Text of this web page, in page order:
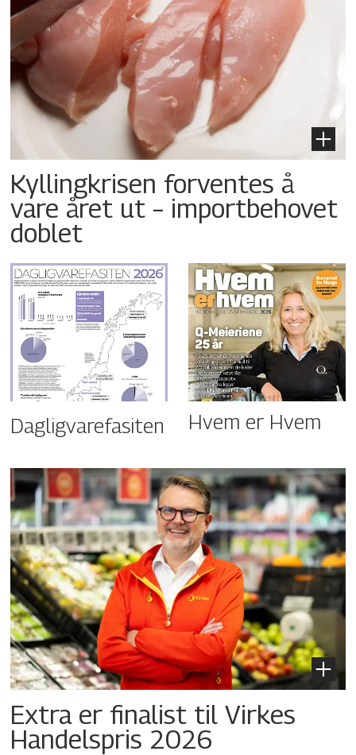
Kyllingkrisen forventes å
vare året ut – importbehovet
doblet
Dagligvarefasiten Hvem er Hvem
Extra er finalist til Virkes
Handelspris 2026